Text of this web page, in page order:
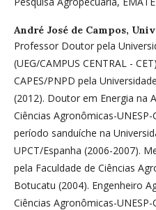
André José de Campos,
Professor Doutor pela
(UEG/CAMPUS CENTRAL -
CAPES/PNPD pela
(2012). Doutor em Energia na
Ciências Agronômicas-
período sanduíche na
UPCT/Espanha (2006-2007).
pela Faculdade de Ciências
Botucatu (2004). Engenheiro
Ciências Agronômicas-